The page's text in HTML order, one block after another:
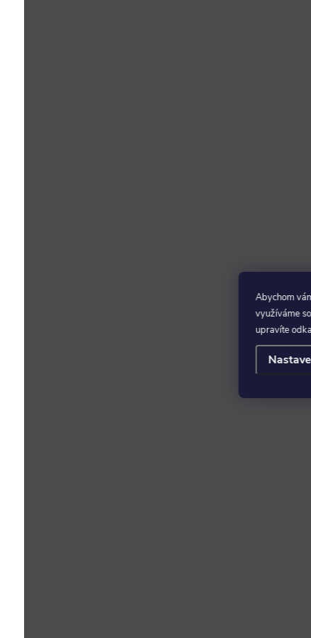
Abychom
využíváme
upravíte